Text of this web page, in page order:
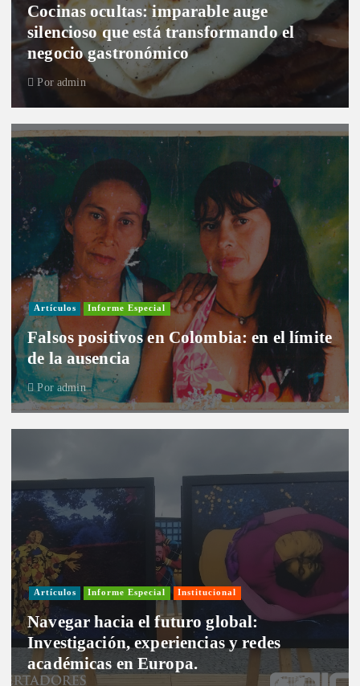
Cocinas ocultas: imparable auge
silencioso que está transformando el
negocio gastronómico
Por admin
Artículos Informe Especial
Falsos positivos en Colombia: en el límite
de la ausencia
Por admin
Artículos Informe Especial Institucional
Navegar hacia el futuro global:
Investigación, experiencias y redes
académicas en Europa.